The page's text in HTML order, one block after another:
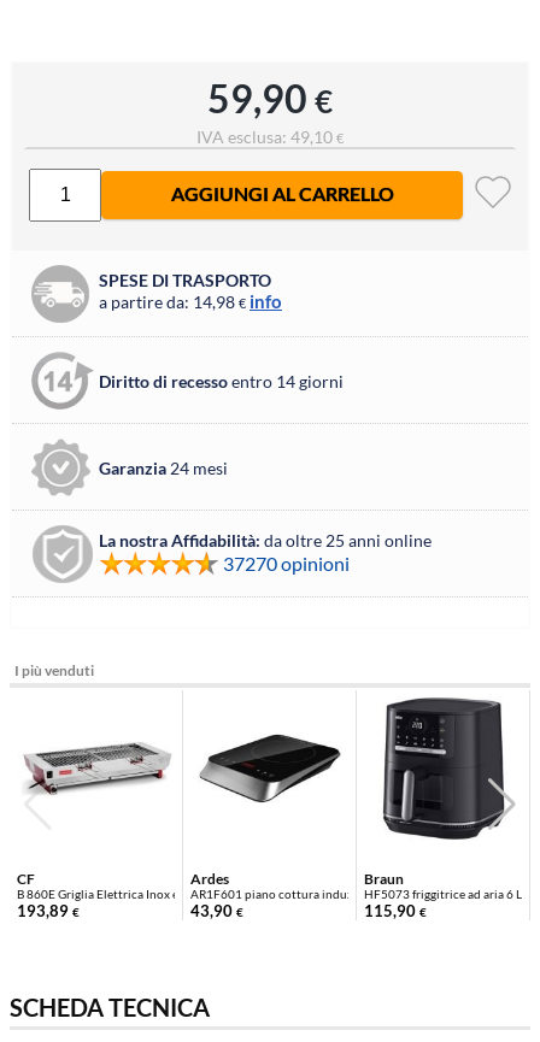
59,90 €
IVA esclusa: 49,10 €
AGGIUNGI AL CARRELLO
SPESE DI TRASPORTO
a partire da: 14,98 € info
Diritto di recessoentro 14 giorni
Garanzia 24 mesi
La nostra Affidabilità: da oltre 25 anni online
37270 opinioni
I più venduti
CF
B 860E Griglia Elettrica Inox e Rosso 3200 W
193,89 €
Ardes
AR1F601 piano cottura induzione
43,90 €
Braun
HF5073 friggitrice ad aria 6 L
115,90 €
SCHEDA TECNICA